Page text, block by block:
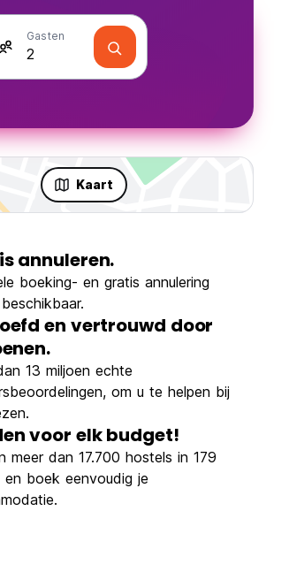
Gasten
Kaart
annuleren.
boeking- en gratis annulering
en vertrouwd door
13 miljoen echte
om u te helpen bij
voor elk budget!
meer dan 17.700 hostels in 179
en boek eenvoudig je